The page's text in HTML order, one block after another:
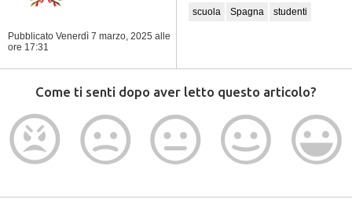
Pubblicato Venerdì 7 marzo, 2025 alle
ore 17:31
scuola Spagna studenti
Come ti senti dopo aver letto questo articolo?